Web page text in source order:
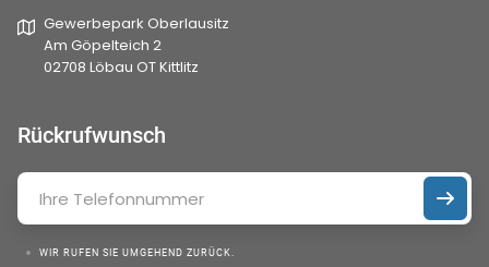
Gewerbepark Oberlausitz
Am Göpelteich 2
02708 Löbau OT Kittlitz
Rückrufwunsch
WIR RUFEN SIE UMGEHEND ZURÜCK.